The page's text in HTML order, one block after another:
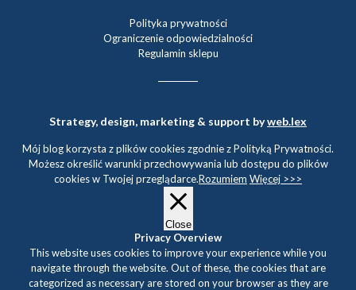
Polityka prywatności
Ograniczenie odpowiedzialności
Regulamin sklepu
Strategy, design, marketing & support byweb.lex
Mój blog korzysta z plików cookies zgodnie z Polityką Prywatności.
Możesz określić warunki przechowywania lub dostępu do plików
cookies w Twojej przeglądarce.Rozumiem Więcej >>>
Close
Privacy Overview
This website uses cookies to improve your experience while you
navigate through the website. Out of these, the cookies that are
categorized as necessary are stored on your browser as they are